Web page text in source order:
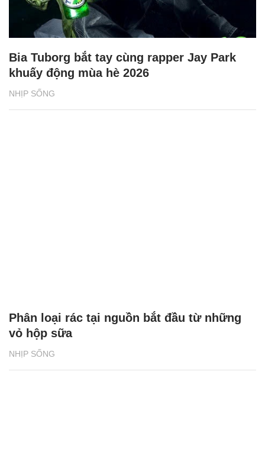
NHỊP SỐNG
Bia Tuborg bắt tay cùng rapper Jay Park
khuấy động mùa hè 2026
NHỊP SỐNG
Phân loại rác tại nguồn bắt đầu từ những
vỏ hộp sữa